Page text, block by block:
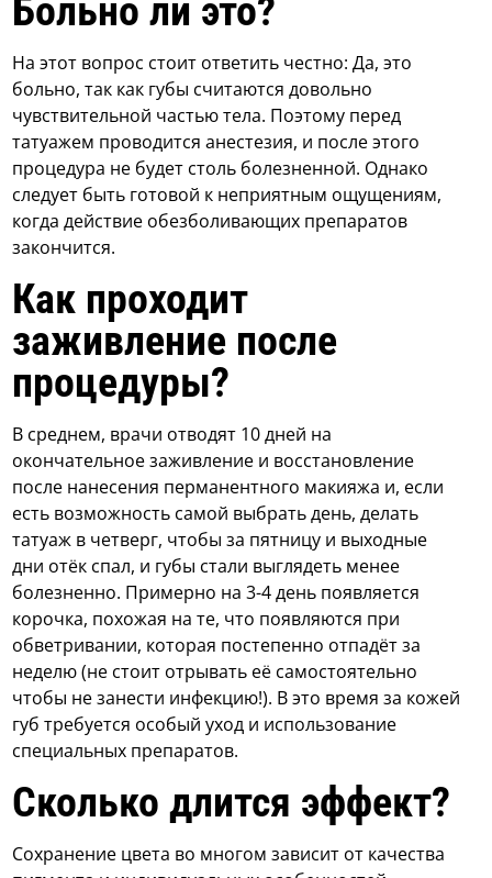
Больно ли это?
На этот вопрос стоит ответить честно: Да, это
больно, так как губы считаются довольно
чувствительной частью тела. Поэтому перед
татуажем проводится анестезия, и после этого
процедура не будет столь болезненной. Однако
следует быть готовой к неприятным ощущениям,
когда действие обезболивающих препаратов
закончится.
Как проходит
заживление после
процедуры?
В среднем, врачи отводят 10 дней на
окончательное заживление и восстановление
после нанесения перманентного макияжа и, если
есть возможность самой выбрать день, делать
татуаж в четверг, чтобы за пятницу и выходные
дни отёк спал, и губы стали выглядеть менее
болезненно. Примерно на 3-4 день появляется
корочка, похожая на те, что появляются при
обветривании, которая постепенно отпадёт за
неделю (не стоит отрывать её самостоятельно
чтобы не занести инфекцию!). В это время за кожей
губ требуется особый уход и использование
специальных препаратов.
Сколько длится эффект?
Сохранение цвета во многом зависит от качества